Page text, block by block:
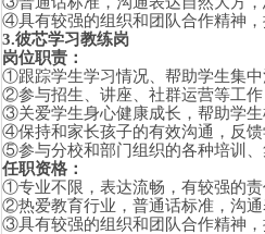
④具有较强的组织和团队合作精神
3.彼芯学习教练岗
岗位职责：
①跟踪学生学习情况、帮助学生集
②参与招生、讲座、社群运营等工
③关爱学生身心健康成长，帮助学
④保持和家长孩子的有效沟通，反
⑤参与分校和部门组织的各种培训
任职资格：
①专业不限，表达流畅，有较强的
②热爱教育行业，普通话标准，沟
③具有较强的组织和团队合作精神